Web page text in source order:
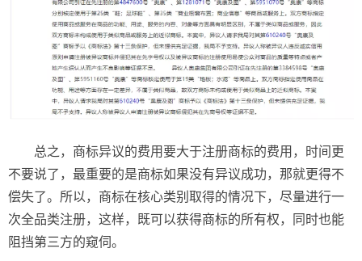
总之，商标异议的费用要大于注册商标的费用，时间更
不要说了，最重要的是商标如果没有异议成功，那就更得不
偿失了。所以，商标在核心类别取得的情况下，尽量进行一
次全品类注册，这样，既可以获得商标的所有权，同时也能
阻挡第三方的窥伺。